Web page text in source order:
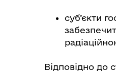
суб’єкти
Відповідно до